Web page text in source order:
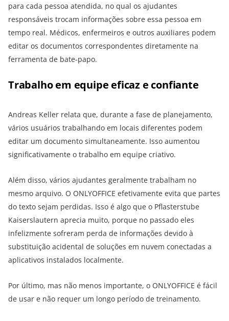
para cada pessoa atendida, no qual os ajudantes
responsáveis trocam informações sobre essa pessoa em
tempo real. Médicos, enfermeiros e outros auxiliares podem
editar os documentos correspondentes diretamente na
ferramenta de bate-papo.
Trabalho em equipe eficaz e confiante
Andreas Keller relata que, durante a fase de planejamento,
vários usuários trabalhando em locais diferentes podem
editar um documento simultaneamente. Isso aumentou
significativamente o trabalho em equipe criativo.
Além disso, vários ajudantes geralmente trabalham no
mesmo arquivo. O ONLYOFFICE efetivamente evita que partes
do texto sejam perdidas. Isso é algo que o Pflasterstube
Kaiserslautern aprecia muito, porque no passado eles
infelizmente sofreram perda de informações devido à
substituição acidental de soluções em nuvem conectadas a
aplicativos instalados localmente.
Por último, mas não menos importante, o ONLYOFFICE é fácil
de usar e não requer um longo período de treinamento.